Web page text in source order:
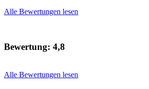
Alle Bewertungen lesen
Bewertung: 4,8
Alle Bewertungen lesen